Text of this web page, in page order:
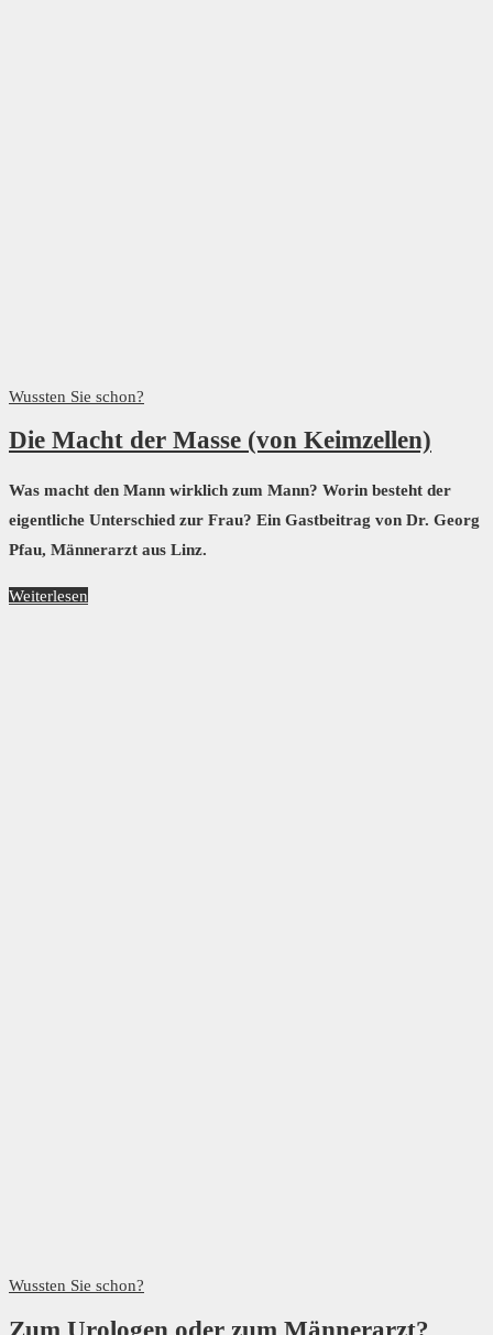
Wussten Sie schon?
Die Macht der Masse (von Keimzellen)
Was macht den Mann wirklich zum Mann? Worin besteht der
eigentliche Unterschied zur Frau? Ein Gastbeitrag von Dr. Georg
Pfau, Männerarzt aus Linz.
Weiterlesen
Wussten Sie schon?